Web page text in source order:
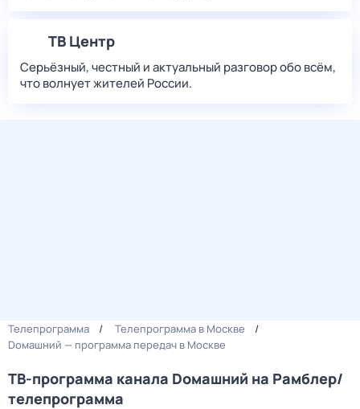
ТВ Центр
Серьёзный, честный и актуальный разговор обо всём,
что волнует жителей России.
Телепрограмма
Телепрограмма в Москве
Dомашний — программа передач в Москве
ТВ-программа канала Dомашний на Рамблер/
телепрограмма